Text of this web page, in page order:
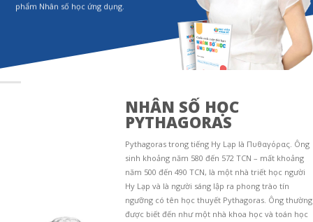
phẩm Nhân số học ứng dụng.
NHÂN SỐ HỌC
PYTHAGORAS
Pythagoras trong tiếng Hy Lạp là Πυθαγόρας. Ông
sinh khoảng năm 580 đến 572 TCN – mất khoảng
năm 500 đến 490 TCN, là một nhà triết học người
Hy Lạp và là người sáng lập ra phong trào tín
ngưỡng có tên học thuyết Pythagoras. Ông thường
được biết đến như một nhà khoa học và toán học